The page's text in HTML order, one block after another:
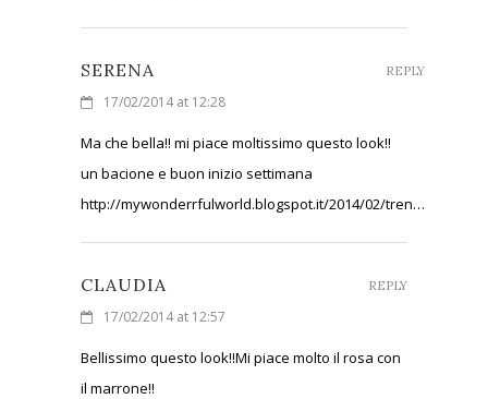
SERENA
17/02/2014 at 12:28
Ma che bella!! mi piace moltissimo questo look!!
un bacione e buon inizio settimana
http://mywonderrfulworld.blogspot.it/2014/02/tren…
REPLY
CLAUDIA
17/02/2014 at 12:57
Bellissimo questo look!!Mi piace molto il rosa con
il marrone!!
REPLY